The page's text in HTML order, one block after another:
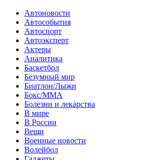
Автоновости
Автособытия
Автоспорт
Автоэксперт
Актеры
Аналитика
Баскетбол
Безумный мир
Биатлон/Лыжи
Бокс/MMA
Болезни и лекарства
В мире
В России
Вещи
Военные новости
Волейбол